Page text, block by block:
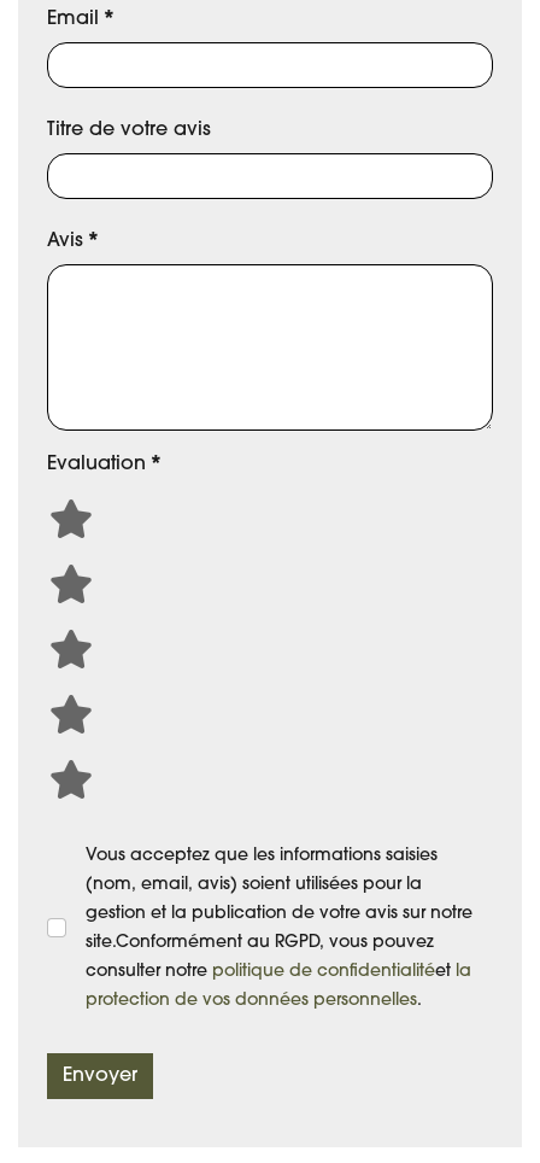
Email *
Titre de votre avis
Avis *
Evaluation *
Vous acceptez que les informations saisies
(nom, email, avis) soient utilisées pour la
gestion et la publication de votre avis sur notre
site.Conformément au RGPD, vous pouvez
consulter notre politique de confidentialitéet la
protection de vos données personnelles.
Envoyer